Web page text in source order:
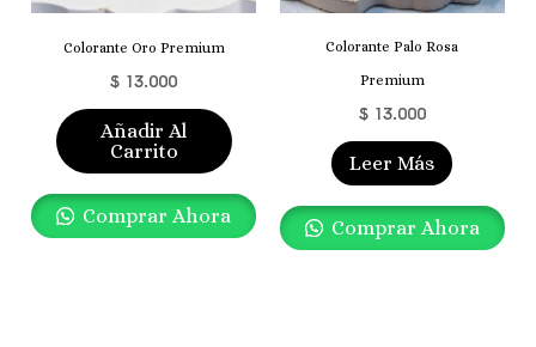
Colorante Oro Premium
$ 13.000
Añadir Al
Carrito
Comprar Ahora
Colorante Palo Rosa
Premium
$13.000
Leer Más
Comprar Ahora